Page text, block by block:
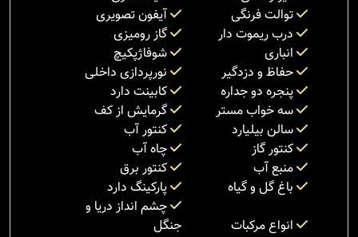
توالت فرنگی
آیفون تصویری
درب ریموت دار
گاز رومیزی
انباری
شوفاژپکیچ
حفاظ و دزدگیر
نورپردازی داخلی
پنجره دو جداره
کابینت دارد
سه خواب مستر
گرمایش از کف
سالن بیلیارد
کنتور آب
کنتور گاز
چاه آب
منبع آب
کنتور برق
باغ گل و گیاه
پارکینگ دارد
انواع مرکبات
چشم انداز دریا و
جنگل